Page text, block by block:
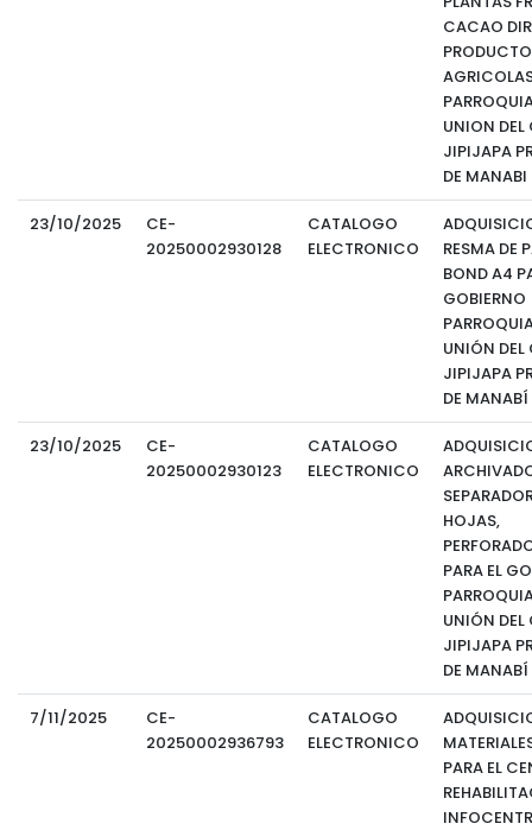
CACAO
UNION
JIPIJAPA
DE MANABI
23/10/2025
CE-
20250002930128
CATALOGO
ELECTRONICO
RESMA DE
BOND A4
GOBIERNO
UNIÓN
JIPIJAPA
DE MANABÍ
23/10/2025
CE-
20250002930123
CATALOGO
ELECTRONICO
HOJAS,
PARA EL
UNIÓN
JIPIJAPA
DE MANABÍ
7/11/2025
CE-
20250002936793
CATALOGO
ELECTRONICO
PARA EL